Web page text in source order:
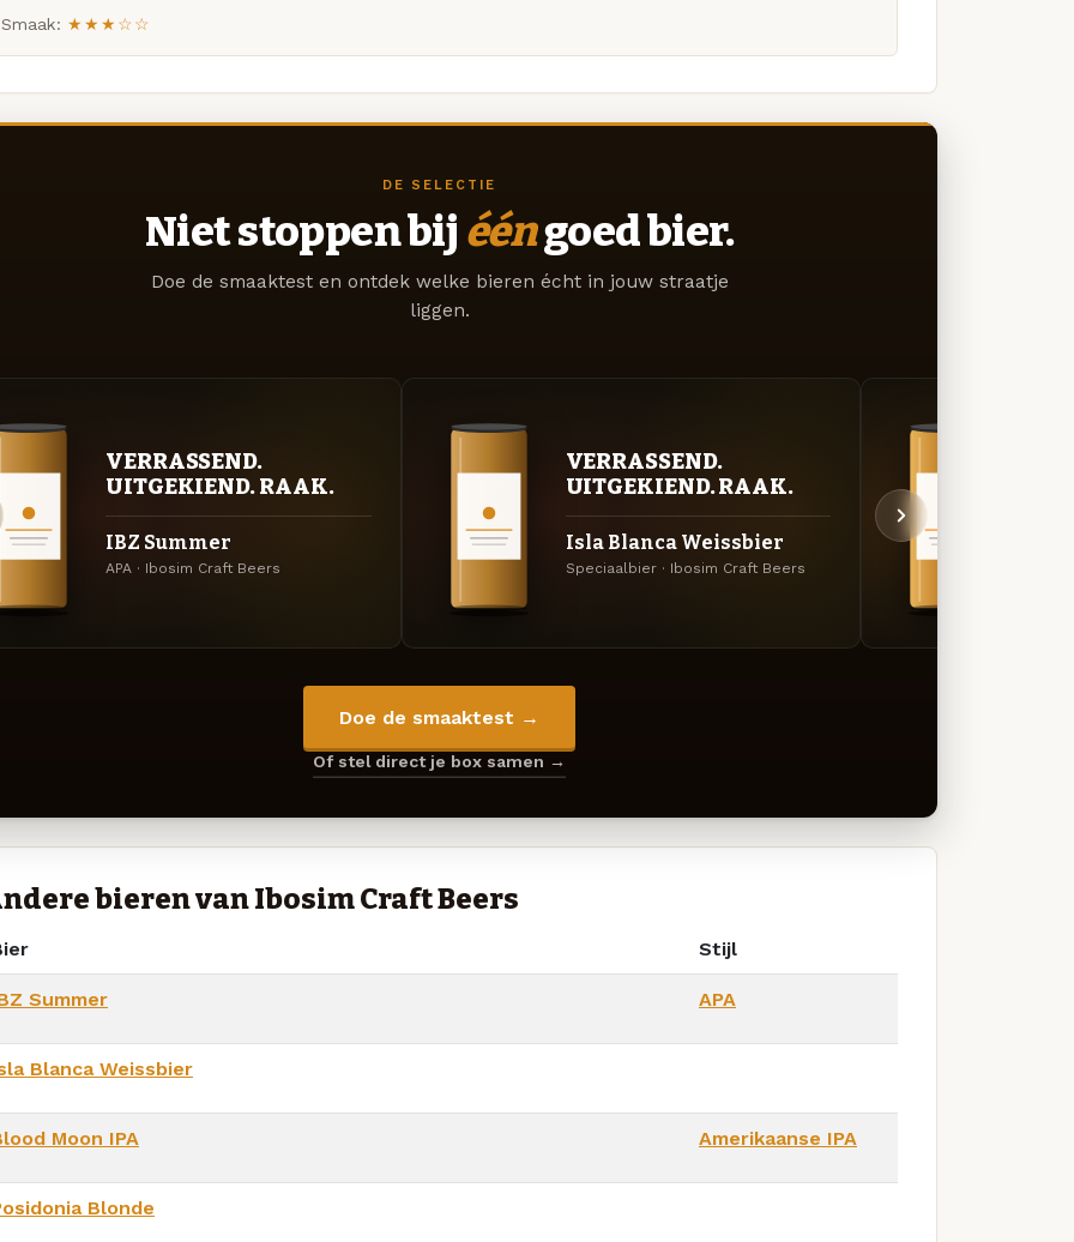
Smaak: ★★★☆☆
DE SELECTIE
Niet stoppen bij ééngoed bier.
Doe de smaaktest en ontdek welke bieren écht in jouw straatje
liggen.
VERRASSEND.
UITGEKIEND. RAAK.
IBZ Summer
APA · Ibosim Craft Beers
VERRASSEND.
UITGEKIEND. RAAK.
Isla Blanca Weissbier
Speciaalbier · Ibosim Craft Beers
Doe de smaaktest →
Of stel direct je box samen →
bieren van Ibosim Craft Beers
Stijl
Summer APA
Blanca Weissbier
Moon IPA Amerikaanse IPA
Blonde